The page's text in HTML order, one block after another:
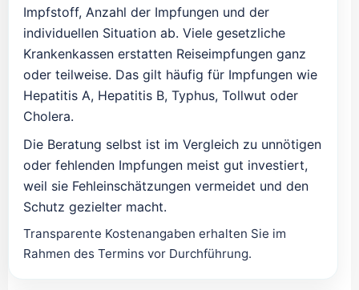
Impfstoff, Anzahl der Impfungen und der
individuellen Situation ab. Viele gesetzliche
Krankenkassen erstatten Reiseimpfungen ganz
oder teilweise. Das gilt häufig für Impfungen wie
Hepatitis A, Hepatitis B, Typhus, Tollwut oder
Cholera.
Die Beratung selbst ist im Vergleich zu unnötigen
oder fehlenden Impfungen meist gut investiert,
weil sie Fehleinschätzungen vermeidet und den
Schutz gezielter macht.
Transparente Kostenangaben erhalten Sie im
Rahmen des Termins vor Durchführung.